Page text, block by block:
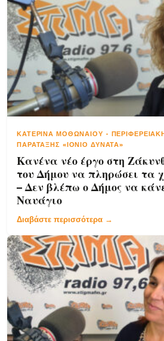
ΚΑΤΕΡΊΝΑ ΜΟΘΩΝΑΊΟΥ -
ΠΑΡΆΤΑΞΗΣ «ΙΌΝΙΟ ΔΥΝΑΤΆ»
Κανένα νέο έργο στη
του Δήμου να πληρώσει τα
– Δεν βλέπω ο Δήμος να
Ναυάγιο
Διαβάστε περισσότερα →